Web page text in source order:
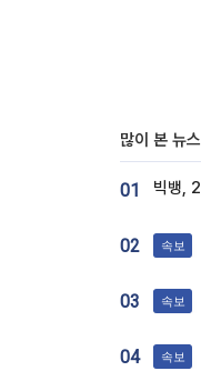
많이 본 뉴스
01
02 속보
03 속보
04 속보